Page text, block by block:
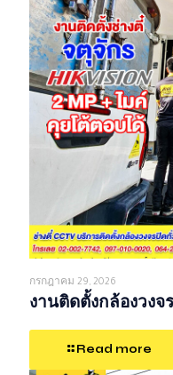
กรกฎาคม 29, 2026
งานติดตั้งกล้องวงจ
Read more